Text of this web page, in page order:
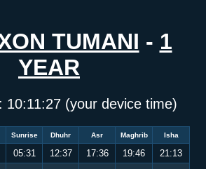
TUMANI - 1
YEAR
10:11:28 (your device time)
Sunrise Dhuhr Asr Maghrib Isha
05:31 12:37 17:36 19:46
21:13